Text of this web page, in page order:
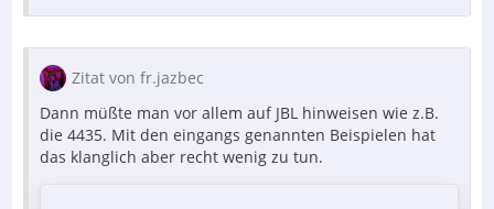
Zitat von fr.jazbec
Dann müßte man vor allem auf JBL hinweisen wie z.B.
die 4435. Mit den eingangs genannten Beispielen hat
das klanglich aber recht wenig zu tun.